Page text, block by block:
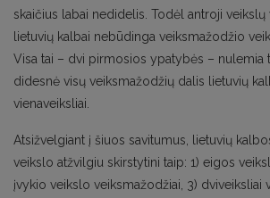
skaičius labai nedidelis. Todėl antroji veikslų
lietuvių kalbai nebūdinga veiksmažodžio
Visa tai – dvi pirmosios ypatybės – nulemia
didesnė visų veiksmažodžių dalis lietuvių
vienaveiksliai.
Atsižvelgiant į šiuos savitumus, lietuvių
veikslo atžvilgiu skirstytini taip: 1) eigos
įvykio veikslo veiksmažodžiai, 3) dviveiksliai